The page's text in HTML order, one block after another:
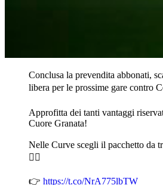
Conclusa la prevendita abbonati,
libera per le prossime gare contro
Approfitta dei tanti vantaggi
Cuore Granata!
Nelle Curve scegli il pacchetto da
❤️‍🔥
👉 https://t.co/NrA775lbTW